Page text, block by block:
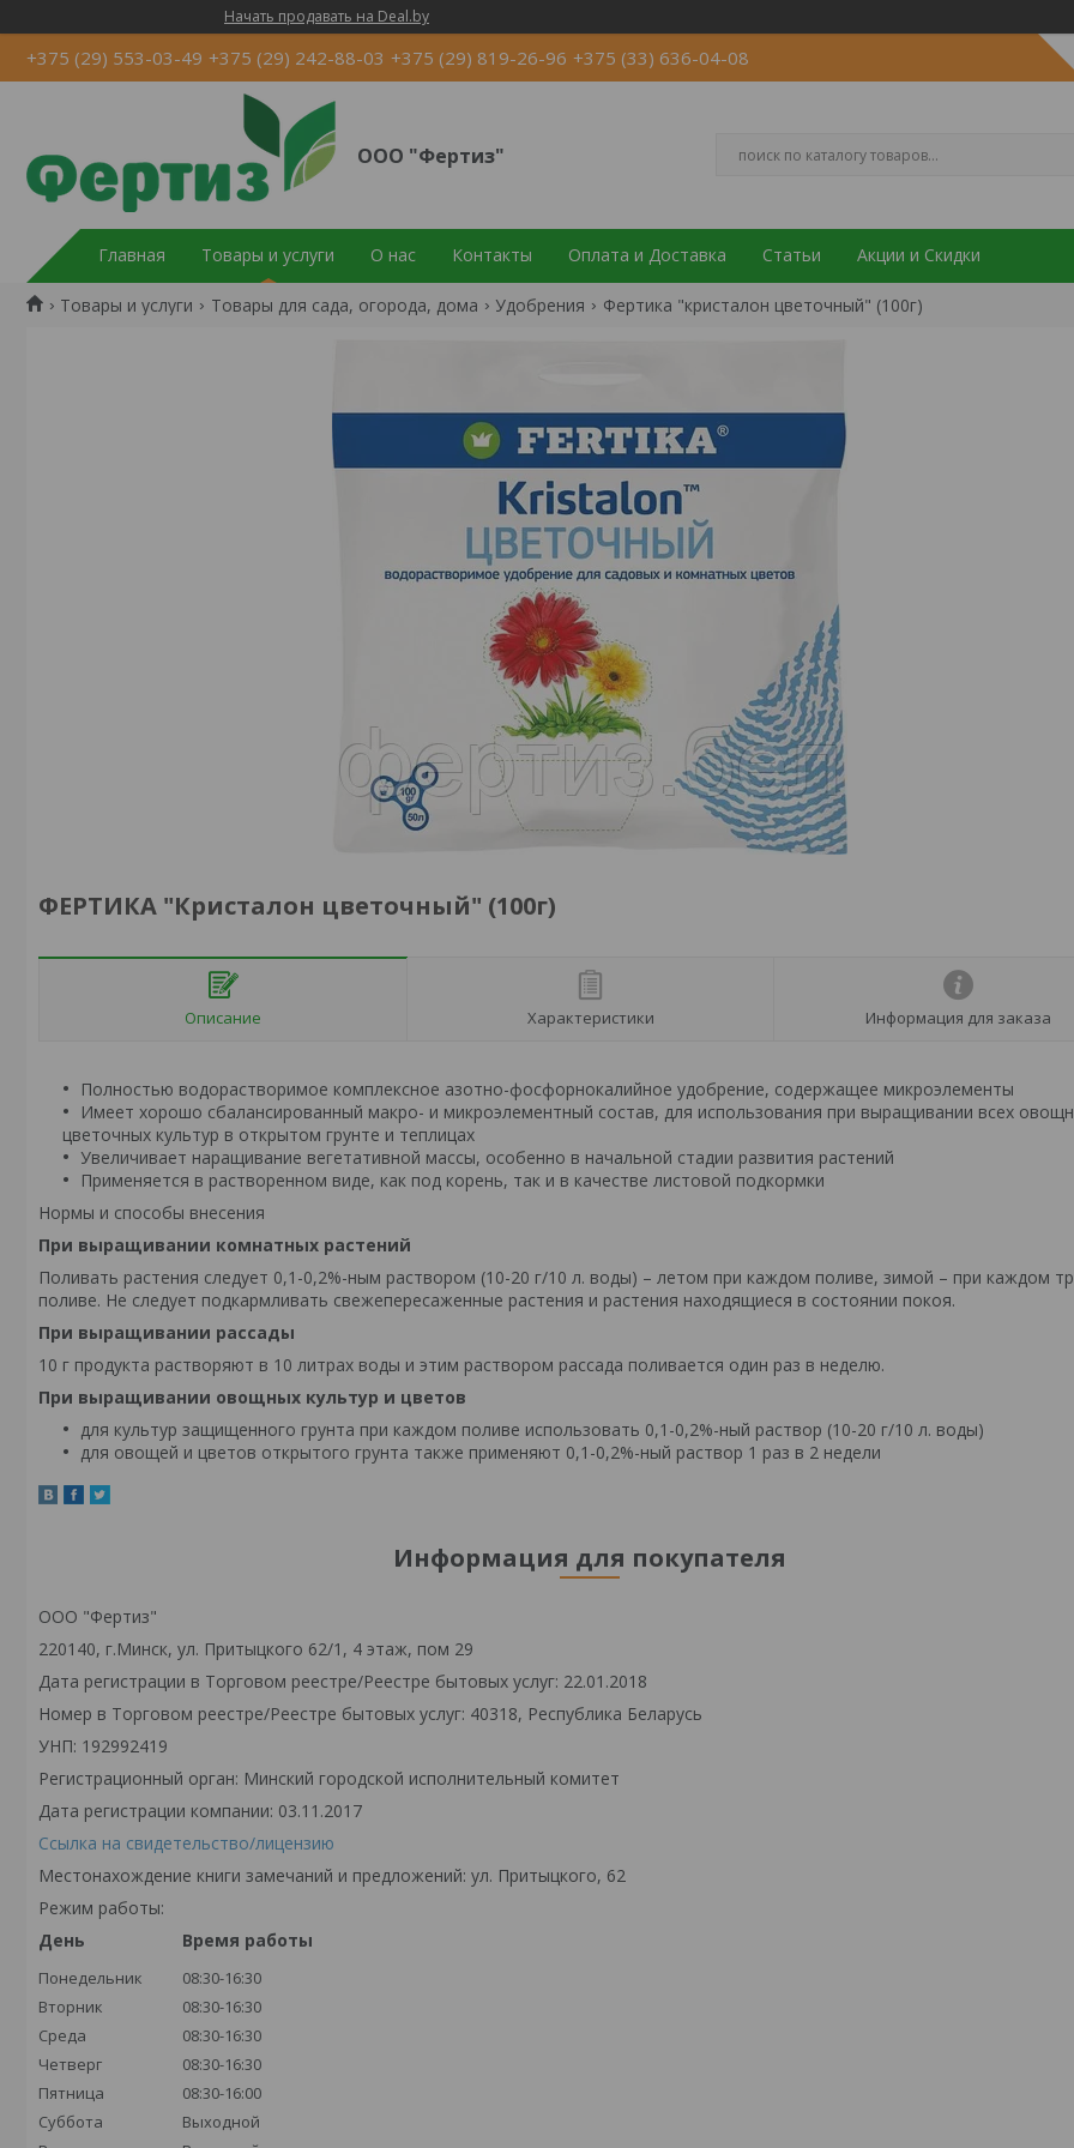
Начать продавать на Deal.by
+375 (29) 553-03-49 +375 (29) 242-88-03 +375 (29) 819-26-96 +375 (33) 636-04-08
ООО "Фертиз"
Главная Товары и услуги О нас Контакты Оплата и Доставка Статьи Акции и Скидки
Товары и услуги Товары для сада, огорода, дома Удобрения Фертика "кристалон цветочный" (100г)
ФЕРТИКА "Кристалон цветочный" (100г)
Описание Характеристики Информация для заказа
Полностью водорастворимое комплексное азотно-фосфорнокалийное удобрение, содержащее микроэлементы
Имеет хорошо сбалансированный макро- и микроэлементный состав, для использования при выращивании всех
цветочных культур в открытом грунте и теплицах
Увеличивает наращивание вегетативной массы, особенно в начальной стадии развития растений
Применяется в растворенном виде, как под корень, так и в качестве листовой подкормки
Нормы и способы внесения
При выращивании комнатных растений
Поливать растения следует 0,1-0,2%-ным раствором (10-20 г/10 л. воды) – летом при каждом поливе, зимой – при каждом
поливе. Не следует подкармливать свежепересаженные растения и растения находящиеся в состоянии покоя.
При выращивании рассады
10 г продукта растворяют в 10 литрах воды и этим раствором рассада поливается один раз в неделю.
При выращивании овощных культур и цветов
для культур защищенного грунта при каждом поливе использовать 0,1-0,2%-ный раствор (10-20 г/10 л. воды)
для овощей и цветов открытого грунта также применяют 0,1-0,2%-ный раствор 1 раз в 2 недели
Информация для покупателя
ООО "Фертиз"
220140, г.Минск, ул. Притыцкого 62/1, 4 этаж, пом 29
Дата регистрации в Торговом реестре/Реестре бытовых услуг: 22.01.2018
Номер в Торговом реестре/Реестре бытовых услуг: 40318, Республика Беларусь
УНП: 192992419
Регистрационный орган: Минский городской исполнительный комитет
Дата регистрации компании: 03.11.2017
Ссылка на свидетельство/лицензию
Местонахождение книги замечаний и предложений: ул. Притыцкого, 62
Режим работы:
День
Время работы
Понедельник
08:30-16:30
Вторник
08:30-16:30
Среда
08:30-16:30
Четверг
08:30-16:30
Пятница
08:30-16:00
Суббота
Выходной